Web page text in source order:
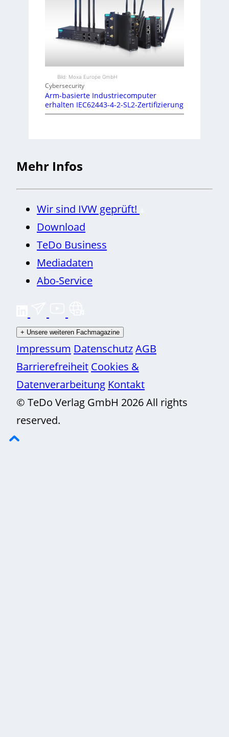
Bild: Moxa Europe GmbH
Cybersecurity
Arm-basierte Industriecomputer
erhalten IEC62443-4-2-SL2-Zertifizierung
Mehr Infos
Wir sind IVW geprüft!
Download
TeDo Business
Mediadaten
Abo-Service
+ Unsere weiteren Fachmagazine
Impressum DatenschutzAGB
Barrierefreiheit Cookies &
Datenverarbeitung Kontakt
© TeDo Verlag GmbH 2026 All rights
reserved.